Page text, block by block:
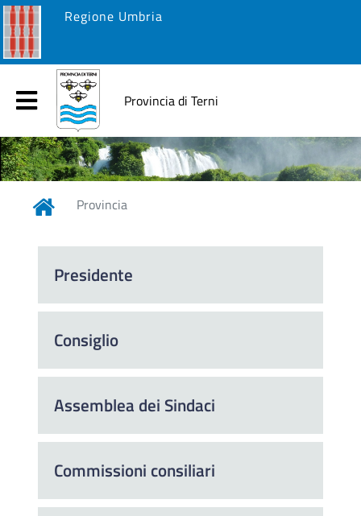
Regione Umbria
Provincia di Terni
Provincia
Presidente
Consiglio
Assemblea dei Sindaci
Commissioni consiliari